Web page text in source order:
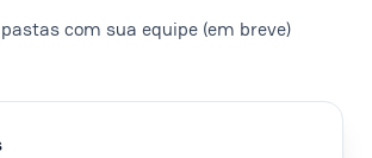
com sua equipe (em breve)